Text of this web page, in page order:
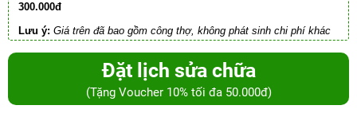
300.000đ
Lưu ý: Giá trên đã bao gồm công thợ, không phát sinh chi phí khác
Đặt lịch sửa chữa
(Tặng Voucher 10% tối đa 50.000đ)